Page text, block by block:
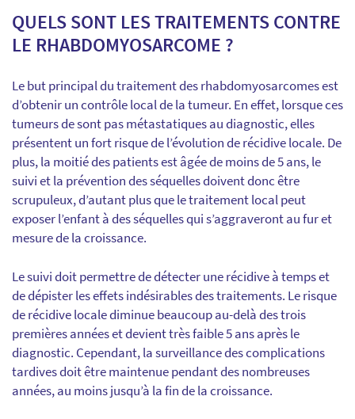
QUELS SONT LES TRAITEMENTS CONTRE
LE RHABDOMYOSARCOME ?
Le but principal du traitement des rhabdomyosarcomes est
d’obtenir un contrôle local de la tumeur. En effet, lorsque ces
tumeurs de sont pas métastatiques au diagnostic, elles
présentent un fort risque de l’évolution de récidive locale. De
plus, la moitié des patients est âgée de moins de 5 ans, le
suivi et la prévention des séquelles doivent donc être
scrupuleux, d’autant plus que le traitement local peut
exposer l’enfant à des séquelles qui s’aggraveront au fur et
mesure de la croissance.
Le suivi doit permettre de détecter une récidive à temps et
de dépister les effets indésirables des traitements. Le risque
de récidive locale diminue beaucoup au-delà des trois
premières années et devient très faible 5 ans après le
diagnostic. Cependant, la surveillance des complications
tardives doit être maintenue pendant des nombreuses
années, au moins jusqu’à la fin de la croissance.